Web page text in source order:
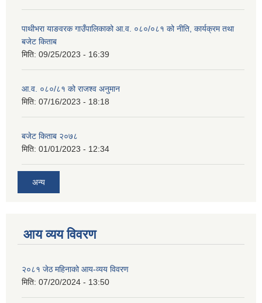
पाथीभरा याङवरक गाउँपालिकाको आ.व. ०८०/०८१ को नीति, कार्यक्रम तथा
बजेट किताब
मिति: 09/25/2023 - 16:39
आ.व. ०८०/८१ को राजश्व अनुमान
मिति: 07/16/2023 - 18:18
बजेट किताब २०७८
मिति: 01/01/2023 - 12:34
अन्य
आय व्यय विवरण
२०८१ जेठ महिनाको आय-व्यय विवरण
मिति: 07/20/2024 - 13:50